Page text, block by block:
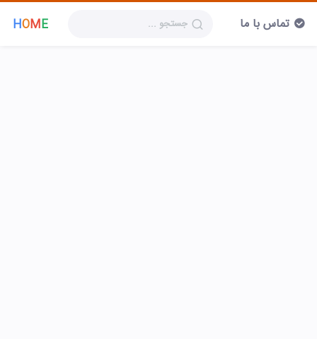
HOME تماس با ما